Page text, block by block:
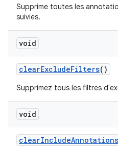
Supprime toutes les
suivies.
void
clearExcludeFilters()
Supprimez tous les filtres
void
clearIncludeAnnotations